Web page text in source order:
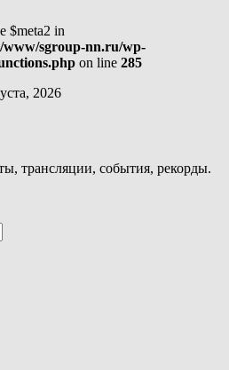
$meta2 in
www/sgroup-nn.ru/wp-
on line 285
2026
трансляции, события, рекорды.